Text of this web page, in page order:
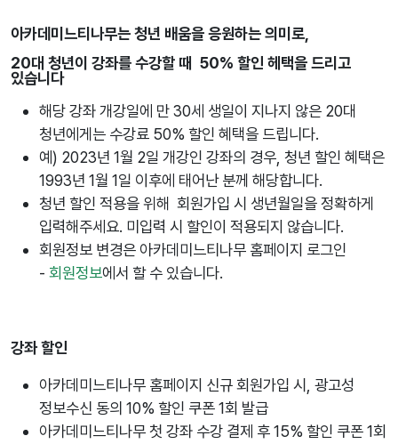
아카데미느티나무는 청년 배움을 응원하는 의미로,
20대 청년이 강좌를 수강할 때 50% 할인 헤택을 드리고
있습니다
해당 강좌 개강일에 만 30세 생일이 지나지 않은 20대
청년에게는 수강료 50% 할인 혜택을 드립니다.
예) 2023년 1월 2일 개강인 강좌의 경우, 청년 할인 혜택은
1993년 1월 1일 이후에 태어난 분께 해당합니다.
청년 할인 적용을 위해 회원가입 시 생년월일을 정확하게
입력해주세요. 미입력 시 할인이 적용되지 않습니다.
회원정보 변경은 아카데미느티나무 홈페이지 로그인
- 회원정보에서 할 수 있습니다.
강좌 할인
아카데미느티나무 홈페이지 신규 회원가입 시, 광고성
정보수신 동의 10% 할인 쿠폰 1회 발급
아카데미느티나무 첫 강좌 수강 결제 후 15% 할인 쿠폰 1회